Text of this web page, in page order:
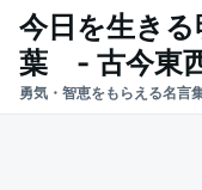
Skip
content
Search
for:
今日を生き
葉 - 古今東
勇気・智恵をもらえる名言